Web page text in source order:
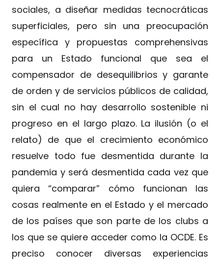
sociales, a diseñar medidas tecnocráticas
superficiales, pero sin una preocupación
específica y propuestas comprehensivas
para un Estado funcional que sea el
compensador de desequilibrios y garante
de orden y de servicios públicos de calidad,
sin el cual no hay desarrollo sostenible ni
progreso en el largo plazo. La ilusión (o el
relato) de que el crecimiento económico
resuelve todo fue desmentida durante la
pandemia y será desmentida cada vez que
quiera “comparar” cómo funcionan las
cosas realmente en el Estado y el mercado
de los países que son parte de los clubs a
los que se quiere acceder como la OCDE. Es
preciso conocer diversas experiencias